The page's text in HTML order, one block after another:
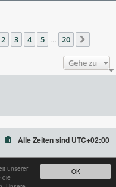
OK
unserer
die
1 von 20
2 3 4 5 … 20
Gehe zu
Alle Zeiten sind UTC+02:00
© phpBB Limited